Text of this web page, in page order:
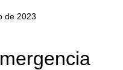
de 2023